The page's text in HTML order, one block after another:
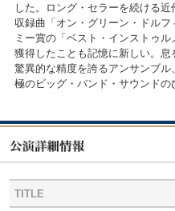
した。ロング・セラーを続ける
収録曲「オン・グリーン・ドル
ミー賞の「ベスト・インストゥ
獲得したことも記憶に新しい。息
驚異的な精度を誇るアンサンブ
極のビッグ・バンド・サウンドの
TITLE